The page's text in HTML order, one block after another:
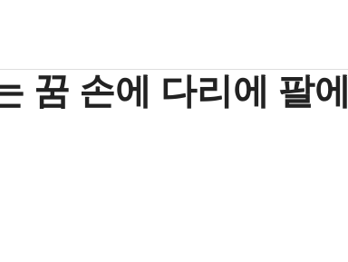
꿈 손에 다리에 팔에